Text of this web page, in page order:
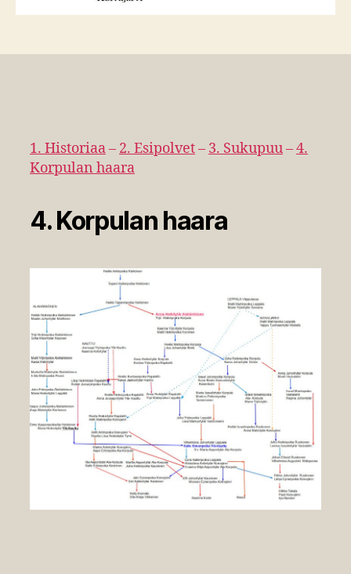
1. Historiaa– 2. Esipolvet– 3. Sukupuu–4.
Korpulan haara
4. Korpulan haara